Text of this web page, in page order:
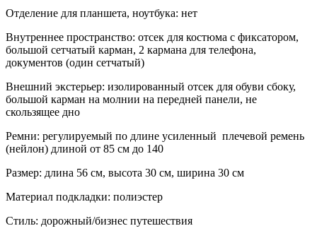
Отделение для планшета, ноутбука: нет
Внутреннее пространство: отсек для костюма с фиксатором,
большой сетчатый карман, 2 кармана для телефона,
документов (один сетчатый)
Внешний экстерьер: изолированный отсек для обуви сбоку,
большой карман на молнии на передней панели, не
скользящее дно
Ремни: регулируемый по длине усиленный плечевой ремень
(нейлон) длиной от 85 см до 140
Размер: длина 56 см, высота 30 см, ширина 30 см
Материал подкладки: полиэстер
Стиль: дорожный/бизнес путешествия